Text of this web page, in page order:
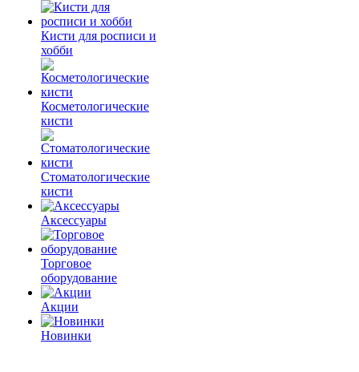
Кисти для росписи и
хобби
Косметологические
кисти
Стоматологические
кисти
Аксессуары
Торговое
оборудование
Акции
Новинки